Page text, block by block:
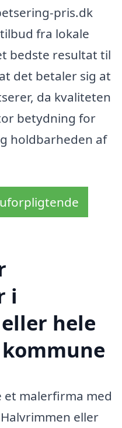
pris.dk
fra lokale
bedste resultat til
det betaler sig at
da kvaliteten
betydning for
holdbarheden af
i
hele
malerfirma med
eller